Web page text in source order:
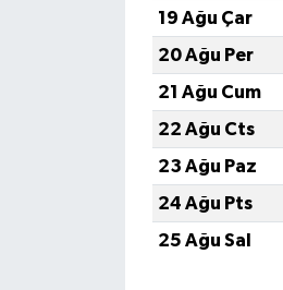
19 Ağu Çar
20 Ağu Per
21 Ağu Cum
22 Ağu Cts
23 Ağu Paz
24 Ağu Pts
25 Ağu Sal